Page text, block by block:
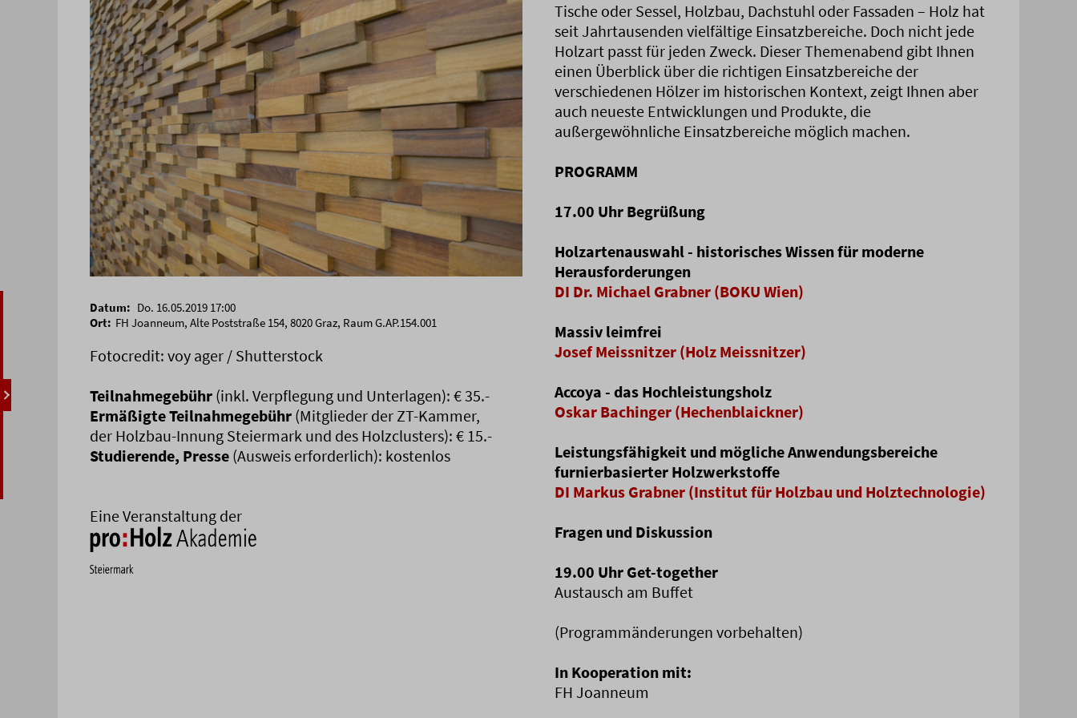
Datum: Do. 16.05.2019 17:00
Ort: FH Joanneum, Alte Poststraße 154, 8020 Graz, Raum G.AP.154.001
Fotocredit: voy ager / Shutterstock
Teilnahmegebühr (inkl. Verpflegung und Unterlagen): € 35.-
Ermäßigte Teilnahmegebühr (Mitglieder der ZT-Kammer,
der Holzbau-Innung Steiermark und des Holzclusters): € 15.-
Studierende, Presse (Ausweis erforderlich): kostenlos
Eine Veranstaltung der
Tische oder Sessel, Holzbau, Dachstuhl oder Fassaden – Holz hat
seit Jahrtausenden vielfältige Einsatzbereiche. Doch nicht jede
Holzart passt für jeden Zweck. Dieser Themenabend gibt Ihnen
einen Überblick über die richtigen Einsatzbereiche der
verschiedenen Hölzer im historischen Kontext, zeigt Ihnen aber
auch neueste Entwicklungen und Produkte, die
außergewöhnliche Einsatzbereiche möglich machen.
PROGRAMM
17.00 Uhr Begrüßung
Holzartenauswahl - historisches Wissen für moderne
Herausforderungen
DI Dr. Michael Grabner (BOKU Wien)
Massiv leimfrei
Josef Meissnitzer (Holz Meissnitzer)
Accoya - das Hochleistungsholz
Oskar Bachinger (Hechenblaickner)
Leistungsfähigkeit und mögliche Anwendungsbereiche
furnierbasierter Holzwerkstoffe
DI Markus Grabner (Institut für Holzbau und Holztechnologie)
Fragen und Diskussion
19.00 Uhr Get-together
Austausch am Buffet
(Programmänderungen vorbehalten)
In Kooperation mit:
FH Joanneum